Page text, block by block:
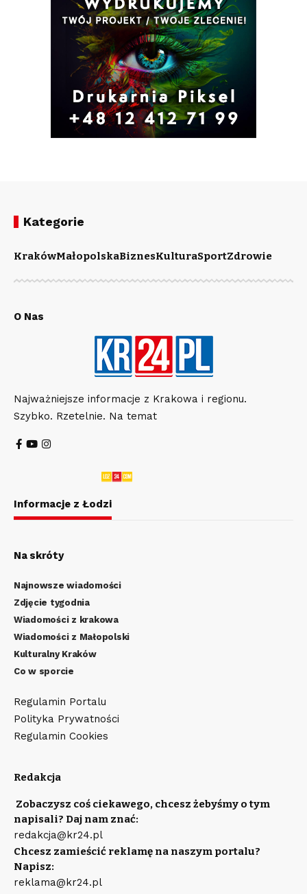
Kategorie
KrakówMałopolskaBiznesKulturaSportZdrowie
O Nas
Najważniejsze informacje z Krakowa i regionu.
Szybko. Rzetelnie. Na temat
Informacje z Łodzi
Na skróty
Najnowsze wiadomości
Zdjęcie tygodnia
Wiadomości z krakowa
Wiadomości z Małopolski
Kulturalny Kraków
Co w sporcie
Regulamin Portalu
Polityka Prywatności
Regulamin Cookies
Redakcja
Zobaczysz coś ciekawego, chcesz żebyśmy o tym
napisali? Daj nam znać:
redakcja@kr24.pl
Chcesz zamieścić reklamę na naszym portalu?
Napisz:
reklama@kr24.pl